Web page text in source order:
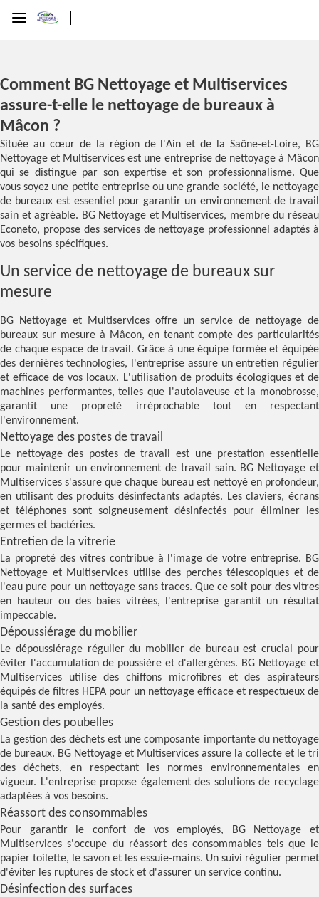
Comment BG Nettoyage et Multiservices
assure-t-elle le nettoyage de bureaux à
Mâcon ?
Située au cœur de la région de l'Ain et de la Saône-et-Loire, BG
Nettoyage et Multiservices est une entreprise de nettoyage à Mâcon
qui se distingue par son expertise et son professionnalisme. Que
vous soyez une petite entreprise ou une grande société, le nettoyage
de bureaux est essentiel pour garantir un environnement de travail
sain et agréable. BG Nettoyage et Multiservices, membre du réseau
Econeto, propose des services de nettoyage professionnel adaptés à
vos besoins spécifiques.
Un service de nettoyage de bureaux sur
mesure
BG Nettoyage et Multiservices offre un service de nettoyage de
bureaux sur mesure à Mâcon, en tenant compte des particularités
de chaque espace de travail. Grâce à une équipe formée et équipée
des dernières technologies, l'entreprise assure un entretien régulier
et efficace de vos locaux. L'utilisation de produits écologiques et de
machines performantes, telles que l'autolaveuse et la monobrosse,
garantit une propreté irréprochable tout en respectant
l'environnement.
Nettoyage des postes de travail
Le nettoyage des postes de travail est une prestation essentielle
pour maintenir un environnement de travail sain. BG Nettoyage et
Multiservices s'assure que chaque bureau est nettoyé en profondeur,
en utilisant des produits désinfectants adaptés. Les claviers, écrans
et téléphones sont soigneusement désinfectés pour éliminer les
germes et bactéries.
Entretien de la vitrerie
La propreté des vitres contribue à l'image de votre entreprise. BG
Nettoyage et Multiservices utilise des perches télescopiques et de
l'eau pure pour un nettoyage sans traces. Que ce soit pour des vitres
en hauteur ou des baies vitrées, l'entreprise garantit un résultat
impeccable.
Dépoussiérage du mobilier
Le dépoussiérage régulier du mobilier de bureau est crucial pour
éviter l'accumulation de poussière et d'allergènes. BG Nettoyage et
Multiservices utilise des chiffons microfibres et des aspirateurs
équipés de filtres HEPA pour un nettoyage efficace et respectueux de
la santé des employés.
Gestion des poubelles
La gestion des déchets est une composante importante du nettoyage
de bureaux. BG Nettoyage et Multiservices assure la collecte et le tri
des déchets, en respectant les normes environnementales en
vigueur. L'entreprise propose également des solutions de recyclage
adaptées à vos besoins.
Réassort des consommables
Pour garantir le confort de vos employés, BG Nettoyage et
Multiservices s'occupe du réassort des consommables tels que le
papier toilette, le savon et les essuie-mains. Un suivi régulier permet
d'éviter les ruptures de stock et d'assurer un service continu.
Désinfection des surfaces